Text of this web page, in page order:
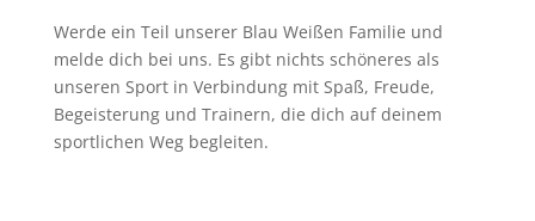
Werde ein Teil unserer Blau Weißen Familie und
melde dich bei uns. Es gibt nichts schöneres als
unseren Sport in Verbindung mit Spaß, Freude,
Begeisterung und Trainern, die dich auf deinem
sportlichen Weg begleiten.